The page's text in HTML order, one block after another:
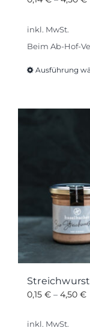
inkl. MwSt.
Beim Ab-Hof-
Ausführung
0,15 € – 4,50 €
inkl. MwSt.